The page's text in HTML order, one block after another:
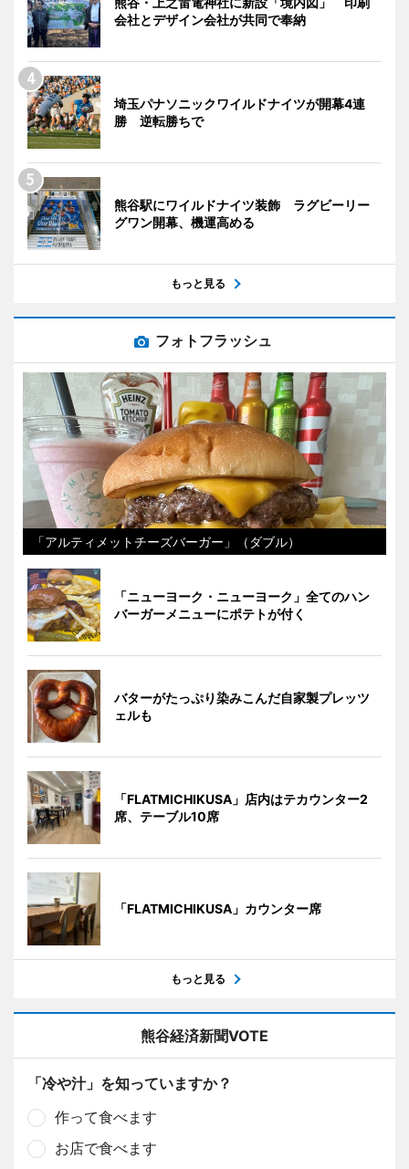
会社とデザイン会社が共同で奉納
埼玉パナソニックワイルドナイツが開幕4連
勝 逆転勝ちで
熊谷駅にワイルドナイツ装飾 ラグビーリー
グワン開幕、機運高める
もっと見る
フォトフラッシュ
「アルティメットチーズバーガー」（ダブル）
「ニューヨーク・ニューヨーク」全てのハン
バーガーメニューにポテトが付く
バターがたっぷり染みこんだ自家製プレッツ
ェルも
「FLATMICHIKUSA」店内はテカウンター2
席、テーブル10席
「FLATMICHIKUSA」カウンター席
もっと見る
熊谷経済新聞VOTE
「冷や汁」を知っていますか？
作って食べます
お店で食べます